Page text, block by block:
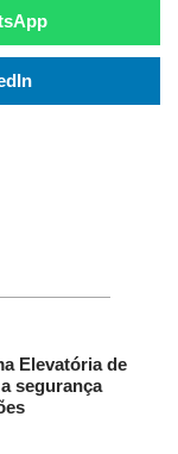
Elevatória de
segurança